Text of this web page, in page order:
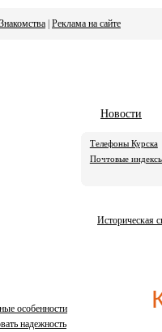
Знакомства Реклама на сайте
Новости
Телефоны Курска
Почтовые
Историческая
особенности
надежность